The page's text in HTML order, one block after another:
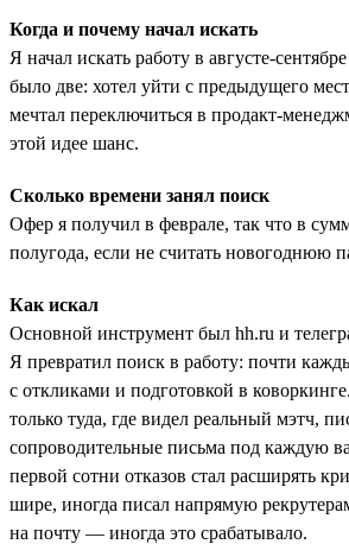
Когда и почему начал искать
Я начал искать работу в августе-
было две: хотел уйти с предыдущего
мечтал переключиться в продакт-
этой идее шанс.
Сколько времени занял поиск
Офер я получил в феврале, так что в
полугода, если не считать новогоднюю
Как искал
Основной инструмент был hh.ru и
Я превратил поиск в работу: почти
с откликами и подготовкой в
только туда, где видел реальный мэтч,
сопроводительные письма под каждую
первой сотни отказов стал расширять
шире, иногда писал напрямую
на почту — иногда это срабатывало.